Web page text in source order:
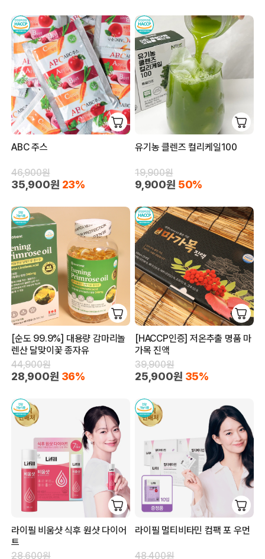
ABC 주스
46,900원
35,900원 23%
유기농 클렌즈 컬리케일100
19,900원
9,900원 50%
[순도 99.9%] 대용량 감마리놀
렌산 달맞이꽃 종자유
44,900원
28,900원 36%
[HACCP인증] 저온추출 명품 마
가목 진액
39,900원
25,900원 35%
라이필 비움샷 식후 원샷 다이어
트
28,600원
라이필 멀티비타민 컴팩 포 우먼
48,400원